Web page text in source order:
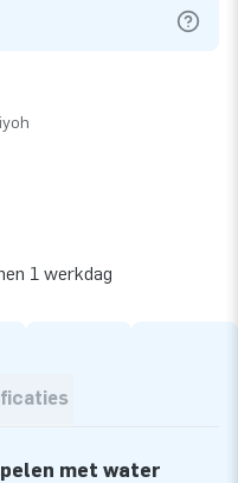
1 werkdag
met water